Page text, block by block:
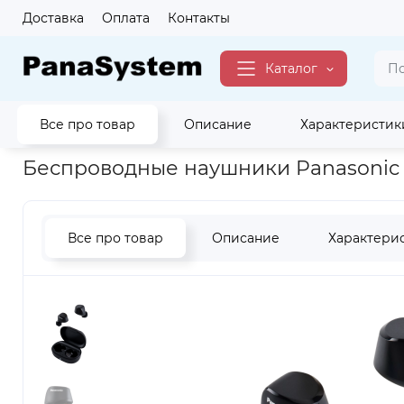
Доставка Оплата Контакты
Каталог
Все про товар Описание
Главная Аудио Наушники Беспроводные наушники
Беспроводные наушники Panasonic
Все про товар Описание